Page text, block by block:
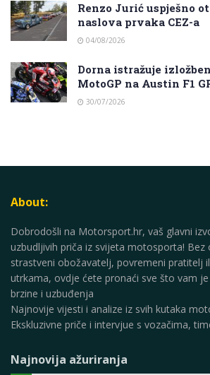
Renzo Jurić uspješno
naslova prvaka CEZ-a
04/08/2026
Dorna istražuje
MotoGP na Austin F1
30/07/2026
About:
Dobrodošli na Motorsport.hr, vaš glavni
uzbudljivih priča iz svijeta motosporta! Bez
strastveni obožavatelj, povremeni pratitelj
utrkama, ovdje ćete pronaći sve što vam
brzine i uzbuđenja
Najnovije vijesti i analize iz svih kutaka
Ekskluzivne priče i intervjue s vozačima,
Najnovija ažuriranja